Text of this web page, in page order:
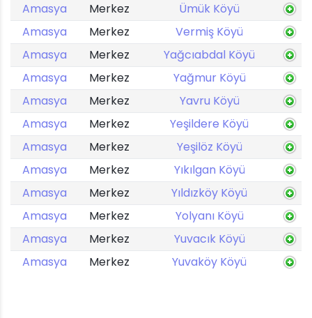
Amasya
Merkez
Ümük Köyü
Amasya
Merkez
Vermiş Köyü
Amasya
Merkez
Yağcıabdal Köyü
Amasya
Merkez
Yağmur Köyü
Amasya
Merkez
Yavru Köyü
Amasya
Merkez
Yeşildere Köyü
Amasya
Merkez
Yeşilöz Köyü
Amasya
Merkez
Yıkılgan Köyü
Amasya
Merkez
Yıldızköy Köyü
Amasya
Merkez
Yolyanı Köyü
Amasya
Merkez
Yuvacık Köyü
Amasya
Merkez Yuvaköy Köyü